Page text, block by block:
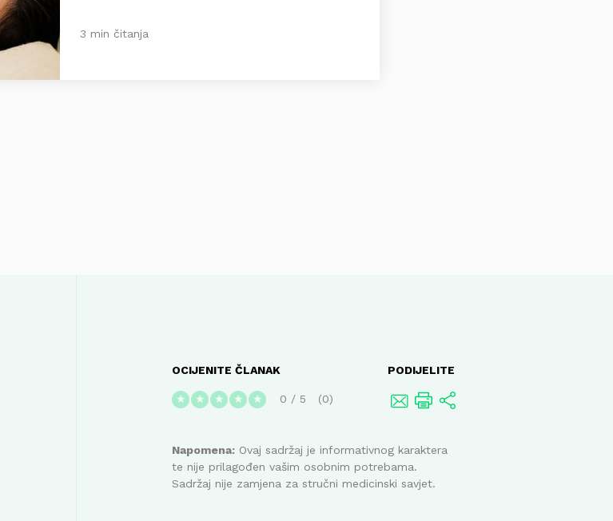
3 min čitanja
OCIJENITE ČLANAK
★ ★ ★ ★ ★ 0 / 5 0
PODIJELITE
Napomena: Ovaj sadržaj je informativnog karaktera
te nije prilagođen vašim osobnim potrebama.
Sadržaj nije zamjena za stručni medicinski savjet.